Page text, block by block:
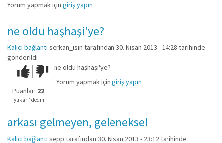
Yorum yapmak için giriş yapın
ne oldu haşhaşi'ye?
Kalıcı bağlantı serkan_isin tarafından 30. Nisan 2013 - 14:28 tarihinde
gönderildi
Çok iyi!O
kadar
iyi
değil!
Puanlar: 22
‘yukarı’ dedin
ne oldu haşhaşi'ye?
Yorum yapmak için giriş yapın
arkası gelmeyen, geleneksel
Kalıcı bağlantı sepp tarafından 30. Nisan 2013 - 23:12 tarihinde